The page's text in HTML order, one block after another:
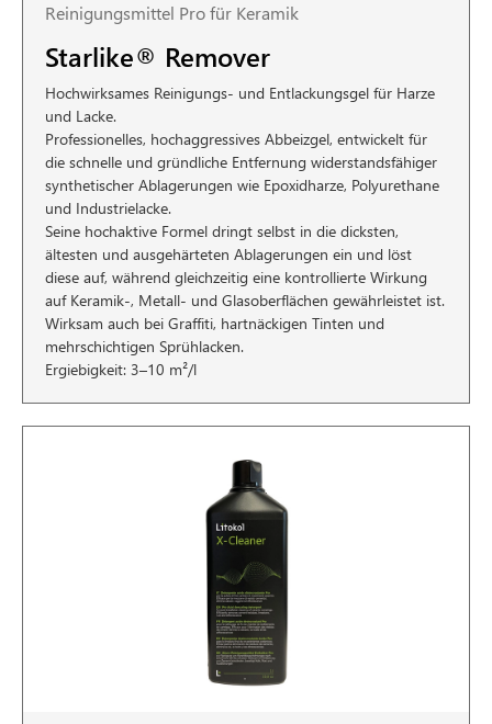
Reinigungsmittel Pro für Keramik
Starlike® Remover
Hochwirksames Reinigungs- und Entlackungsgel für Harze
und Lacke.
Professionelles, hochaggressives Abbeizgel, entwickelt für
die schnelle und gründliche Entfernung widerstandsfähiger
synthetischer Ablagerungen wie Epoxidharze, Polyurethane
und Industrielacke.
Seine hochaktive Formel dringt selbst in die dicksten,
ältesten und ausgehärteten Ablagerungen ein und löst
diese auf, während gleichzeitig eine kontrollierte Wirkung
auf Keramik-, Metall- und Glasoberflächen gewährleistet ist.
Wirksam auch bei Graffiti, hartnäckigen Tinten und
mehrschichtigen Sprühlacken.
Ergiebigkeit: 3–10 m²/l